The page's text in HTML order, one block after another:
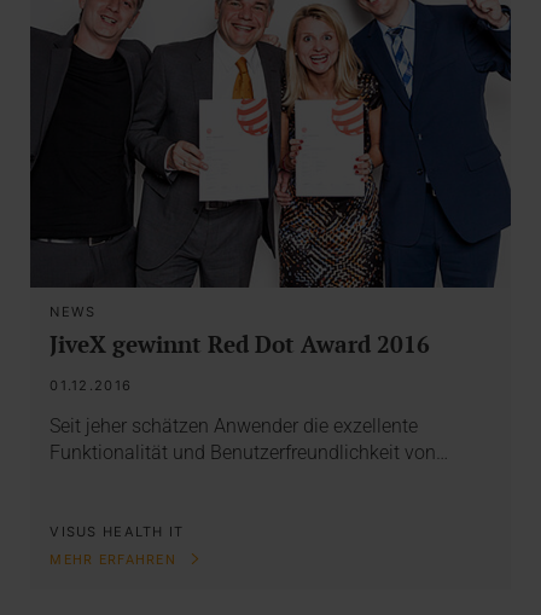
NEWS
JiveX gewinnt Red Dot Award 2016
01.12.2016
Seit jeher schätzen Anwender die exzellente
Funktionalität und Benutzerfreundlichkeit von…
VISUS HEALTH IT
MEHR ERFAHREN